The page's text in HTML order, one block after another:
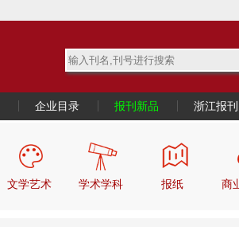
企业目录 报刊新品 浙江报刊
文学艺术 学术学科 报纸 商